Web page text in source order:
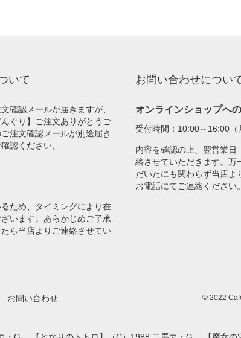
いて
確認メールが届きますが、
ぐり】ご注文ありがとうご
注文確認メールが別途届き
認ください。
ため、タイミングにより在
います。あらかじめご了承
ら当店よりご連絡させてい
お問い合わせについ
オンラインショップへ
受付時間：10:00～16:00（
内容を確認の上、翌営業日
絡させていただきます。万
だいたにも関わらず当店よ
お電話にてご連絡ください。
お問い合わせ © 2022